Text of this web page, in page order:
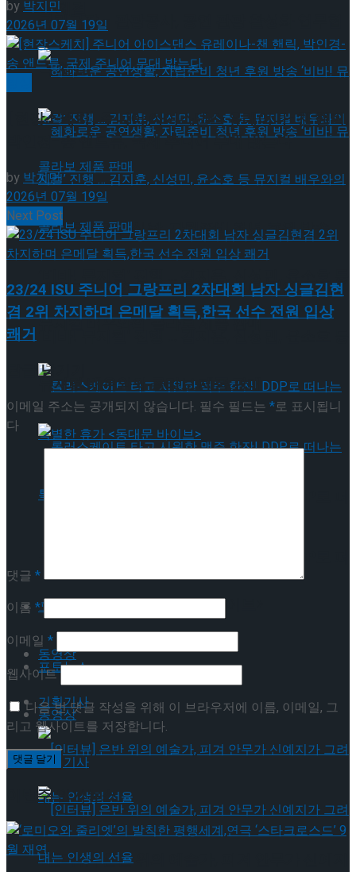
약 체결
혜화로운 공연생활, 자립준비 청년 후원 방송
뮤지컬 배우와의 콜라보 제품 판매
롤러스케이트 타고 시원한 맥주 한잔! DDP로 떠
포토뉴스
동영상
기획기사
[인터뷰] 은반 위의 예술가, 피겨 안무가 신예지
국립극장 – 관광공사, 공연 관광 활성화 업무협
약 체결
혜화로운 공연생활, 자립준비 청년 후원 방송
뮤지컬 배우와의 콜라보 제품 판매
나는 특별한 휴가 <동대문 바이브>
포토뉴스
동영상
기획기사
by박지민
2026년 07월 19일
[현장스케치] 주니어 아이스댄스 유레이나-챈 핸릭,
박인경-송 앤드류, 국제 주니어 무대 밟는다
by박지민
2026년 07월 19일
Next Post
23/24 ISU 주니어 그랑프리 2차대회 남자 싱글김현
겸 2위 차지하며 은메달 획득,한국 선수 전원 입상
쾌거
답글 남기기
이메일 주소는 공개되지 않습니다. 필수 필드는 *로 표시됩니
다
댓글 *
이름 *
이메일 *
웹사이트
다음 번 댓글 작성을 위해 이 브라우저에 이름, 이메일, 그
리고 웹사이트를 저장합니다.
이번주 인기뉴스